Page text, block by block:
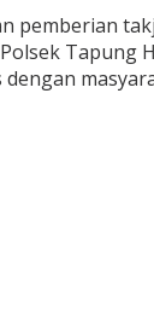
pemberian